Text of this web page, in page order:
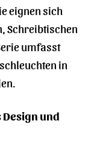
eignen sich
Schreibtischen
umfasst
in
Design und